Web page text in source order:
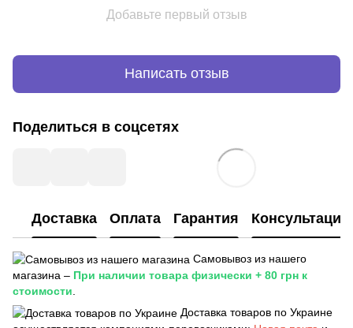
Добавьте первый отзыв
Написать отзыв
Поделиться в соцсетях
Доставка Оплата Гарантия Консультация
Самовывоз из нашего
магазина – При наличии товара физически + 80 грн к
стоимости
Доставка товаров по Украине